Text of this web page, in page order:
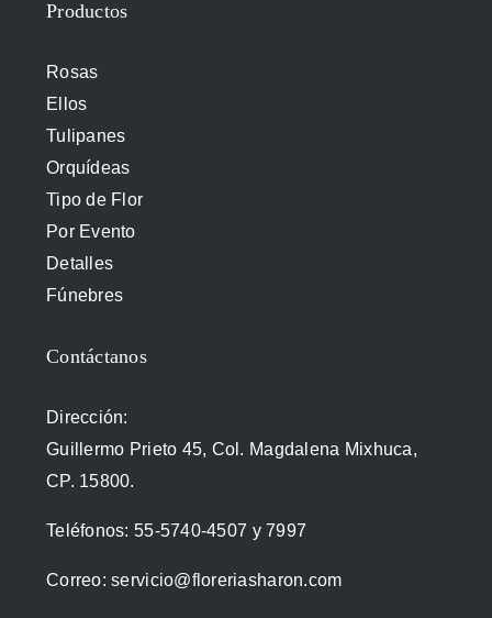
Productos
Rosas
Ellos
Tulipanes
Orquídeas
Tipo de Flor
Por Evento
Detalles
Fúnebres
Contáctanos
Dirección:
Guillermo Prieto 45, Col. Magdalena Mixhuca,
CP. 15800.
Teléfonos: 55-5740-4507 y7997
Correo:servicio@floreriasharon.com